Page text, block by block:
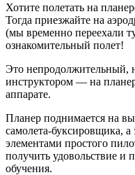
Хотите полетать на
Тогда приезжайте на
(мы временно переехали
ознакомительный полет!
Это непродолжительный,
инструктором — на
аппарате.
Планер поднимается на
самолета-буксировщика,
элементами простого
получить удовольствие и
обучения.